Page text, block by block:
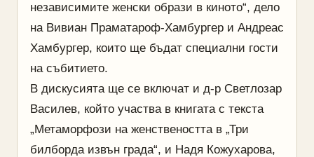
независимите женски образи в киното“, дело
на Вивиан Праматароф-Хамбургер и Андреас
Хамбургер, които ще бъдат специални гости
на събитието.
В дискусията ще се включат и д-р Светлозар
Василев, който участва в книгата с текста
„Метаморфози на женствеността в „Три
билборда извън града“, и Надя Кожухарова,